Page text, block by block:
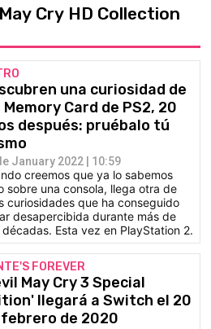
Cry HD Collection
una curiosidad de
Memory Card de PS2, 20
después: pruébalo tú
January 2022 | 10:59
creemos que ya lo sabemos
sobre una consola, llega otra de
curiosidades que ha conseguido
desapercibida durante más de
Esta vez en PlayStation 2.
FOREVER
May Cry 3 Special
llegará a Switch el 20
de 2020